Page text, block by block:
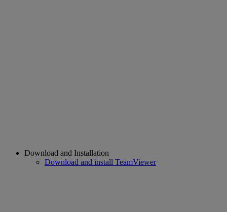
Download and Installation
Download and install TeamViewer